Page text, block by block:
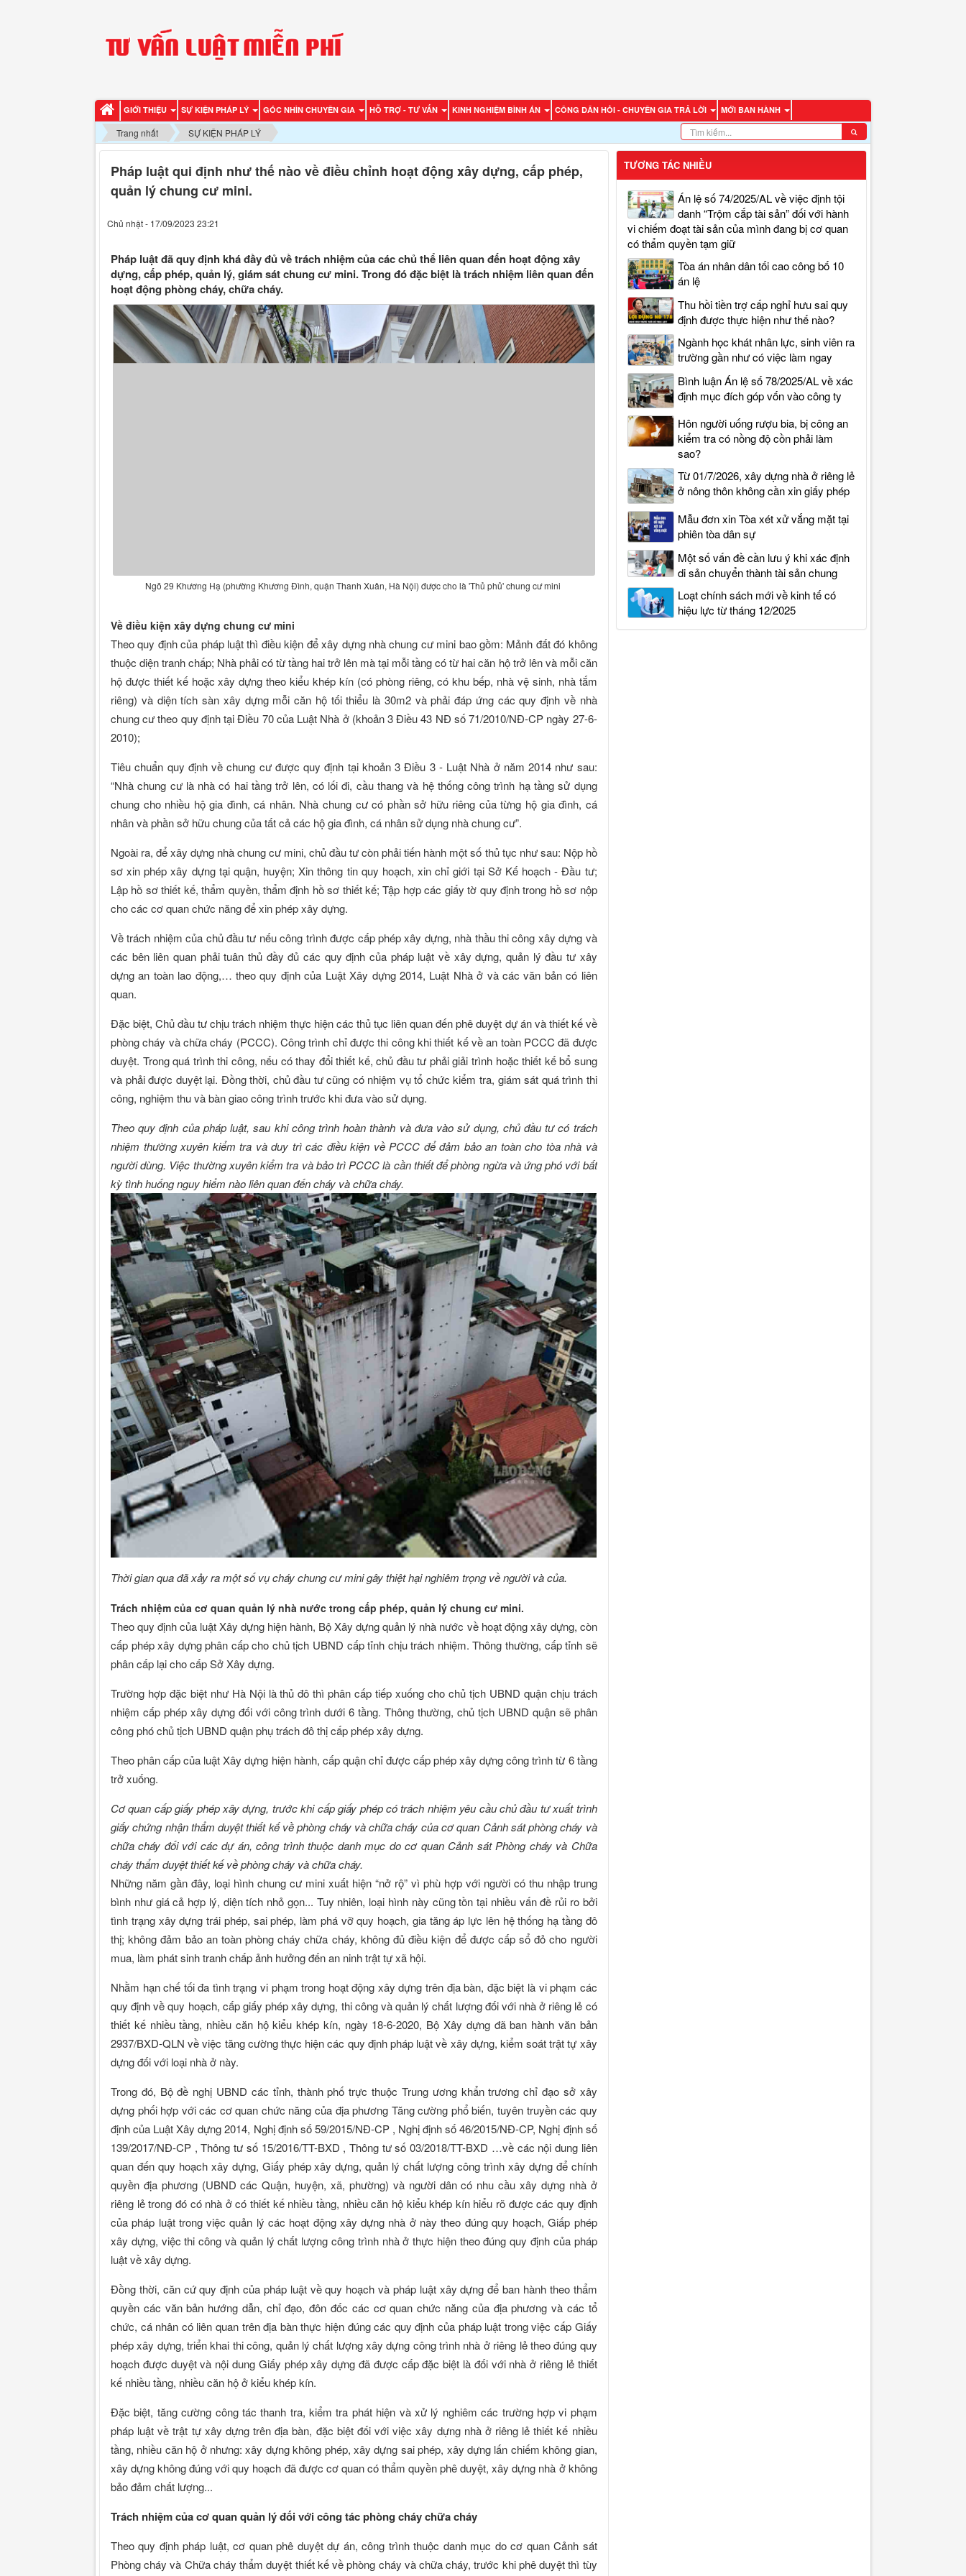
GIỚI THIỆU SỰ KIỆN PHÁP LÝ GÓC NHÌN CHUYÊN GIA HỖ TRỢ - TƯ VẤN KINH NGHIỆM BÌNH ÁN CÔNG DÂN HỎI - CHUYÊN GIA TRẢ LỜI MỚI BAN HÀNH
Trang nhất SỰ KIỆN PHÁP LÝ
Pháp luật qui định như thế nào về điều chỉnh hoạt động xây dựng, cấp phép,
quản lý chung cư mini.
Chủ nhật - 17/09/2023 23:21
Pháp luật đã quy định khá đầy đủ về trách nhiệm của các chủ thể liên quan đến hoạt động xây
dựng, cấp phép, quản lý, giám sát chung cư mini. Trong đó đặc biệt là trách nhiệm liên quan đến
hoạt động phòng cháy, chữa cháy.
Ngõ 29 Khương Hạ (phường Khương Đình, quận Thanh Xuân, Hà Nội) được cho là 'Thủ phủ' chung cư mini
Về điều kiện xây dựng chung cư mini
Theo quy định của pháp luật thì điều kiện để xây dựng nhà chung cư mini bao gồm: Mảnh đất đó không
thuộc diện tranh chấp; Nhà phải có từ tầng hai trở lên mà tại mỗi tầng có từ hai căn hộ trở lên và mỗi căn
hộ được thiết kế hoặc xây dựng theo kiểu khép kín (có phòng riêng, có khu bếp, nhà vệ sinh, nhà tắm
riêng) và diện tích sàn xây dựng mỗi căn hộ tối thiểu là 30m2 và phải đáp ứng các quy định về nhà
chung cư theo quy định tại Điều 70 của Luật Nhà ở (khoản 3 Điều 43 NĐ số 71/2010/NĐ-CP ngày 27-6-
2010);
Tiêu chuẩn quy định về chung cư được quy định tại khoản 3 Điều 3 - Luật Nhà ở năm 2014 như sau:
“Nhà chung cư là nhà có hai tầng trở lên, có lối đi, cầu thang và hệ thống công trình hạ tầng sử dụng
chung cho nhiều hộ gia đình, cá nhân. Nhà chung cư có phần sở hữu riêng của từng hộ gia đình, cá
nhân và phần sở hữu chung của tất cả các hộ gia đình, cá nhân sử dụng nhà chung cư”.
Ngoài ra, để xây dựng nhà chung cư mini, chủ đầu tư còn phải tiến hành một số thủ tục như sau: Nộp hồ
sơ xin phép xây dựng tại quận, huyện; Xin thông tin quy hoạch, xin chỉ giới tại Sở Kế hoạch - Đầu tư;
Lập hồ sơ thiết kế, thẩm quyền, thẩm định hồ sơ thiết kế; Tập hợp các giấy tờ quy định trong hồ sơ nộp
cho các cơ quan chức năng để xin phép xây dựng.
Về trách nhiệm của chủ đầu tư nếu công trình được cấp phép xây dựng, nhà thầu thi công xây dựng và
các bên liên quan phải tuân thủ đầy đủ các quy định của pháp luật về xây dựng, quản lý đầu tư xây
dựng an toàn lao động,… theo quy định của Luật Xây dựng 2014, Luật Nhà ở và các văn bản có liên
quan.
Đặc biệt, Chủ đầu tư chịu trách nhiệm thực hiện các thủ tục liên quan đến phê duyệt dự án và thiết kế về
phòng cháy và chữa cháy (PCCC). Công trình chỉ được thi công khi thiết kế về an toàn PCCC đã được
duyệt. Trong quá trình thi công, nếu có thay đổi thiết kế, chủ đầu tư phải giải trình hoặc thiết kế bổ sung
và phải được duyệt lại. Đồng thời, chủ đầu tư cũng có nhiệm vụ tổ chức kiểm tra, giám sát quá trình thi
công, nghiệm thu và bàn giao công trình trước khi đưa vào sử dụng.
Theo quy định của pháp luật, sau khi công trình hoàn thành và đưa vào sử dụng, chủ đầu tư có trách
nhiệm thường xuyên kiểm tra và duy trì các điều kiện về PCCC để đảm bảo an toàn cho tòa nhà và
người dùng. Việc thường xuyên kiểm tra và bảo trì PCCC là cần thiết để phòng ngừa và ứng phó với bất
kỳ tình huống nguy hiểm nào liên quan đến cháy và chữa cháy.
Thời gian qua đã xảy ra một số vụ cháy chung cư mini gây thiệt hại nghiêm trọng về người và của.
Trách nhiệm của cơ quan quản lý nhà nước trong cấp phép, quản lý chung cư mini.
Theo quy định của luật Xây dựng hiện hành, Bộ Xây dựng quản lý nhà nước về hoạt động xây dựng, còn
cấp phép xây dựng phân cấp cho chủ tịch UBND cấp tỉnh chịu trách nhiệm. Thông thường, cấp tỉnh sẽ
phân cấp lại cho cấp Sở Xây dựng.
Trường hợp đặc biệt như Hà Nội là thủ đô thì phân cấp tiếp xuống cho chủ tịch UBND quận chịu trách
nhiệm cấp phép xây dựng đối với công trình dưới 6 tầng. Thông thường, chủ tịch UBND quận sẽ phân
công phó chủ tịch UBND quận phụ trách đô thị cấp phép xây dựng.
Theo phân cấp của luật Xây dựng hiện hành, cấp quận chỉ được cấp phép xây dựng công trình từ 6 tầng
trở xuống.
Cơ quan cấp giấy phép xây dựng, trước khi cấp giấy phép có trách nhiệm yêu cầu chủ đầu tư xuất trình
giấy chứng nhận thẩm duyệt thiết kế về phòng cháy và chữa cháy của cơ quan Cảnh sát phòng cháy và
chữa cháy đối với các dự án, công trình thuộc danh mục do cơ quan Cảnh sát Phòng cháy và Chữa
cháy thẩm duyệt thiết kế về phòng cháy và chữa cháy.
Những năm gần đây, loại hình chung cư mini xuất hiện “nở rộ” vì phù hợp với người có thu nhập trung
bình như giá cả hợp lý, diện tích nhỏ gọn... Tuy nhiên, loại hình này cũng tồn tại nhiều vấn đề rủi ro bởi
tình trạng xây dựng trái phép, sai phép, làm phá vỡ quy hoạch, gia tăng áp lực lên hệ thống hạ tầng đô
thị; không đảm bảo an toàn phòng cháy chữa cháy, không đủ điều kiện để được cấp sổ đỏ cho người
mua, làm phát sinh tranh chấp ảnh hưởng đến an ninh trật tự xã hội.
Nhằm hạn chế tối đa tình trạng vi phạm trong hoạt động xây dựng trên địa bàn, đặc biệt là vi phạm các
quy định về quy hoạch, cấp giấy phép xây dựng, thi công và quản lý chất lượng đối với nhà ở riêng lẻ có
thiết kế nhiều tầng, nhiều căn hộ kiểu khép kín, ngày 18-6-2020, Bộ Xây dựng đã ban hành văn bản
2937/BXD-QLN về việc tăng cường thực hiện các quy định pháp luật về xây dựng, kiểm soát trật tự xây
dựng đối với loại nhà ở này.
Trong đó, Bộ đề nghị UBND các tỉnh, thành phố trực thuộc Trung ương khẩn trương chỉ đạo sở xây
dựng phối hợp với các cơ quan chức năng của địa phương Tăng cường phổ biến, tuyên truyền các quy
định của Luật Xây dựng 2014, Nghị định số 59/2015/NĐ-CP , Nghị định số 46/2015/NĐ-CP, Nghị định số
139/2017/NĐ-CP , Thông tư số 15/2016/TT-BXD , Thông tư số 03/2018/TT-BXD …về các nội dung liên
quan đến quy hoạch xây dựng, Giấy phép xây dựng, quản lý chất lượng công trình xây dựng để chính
quyền địa phương (UBND các Quận, huyện, xã, phường) và người dân có nhu cầu xây dựng nhà ở
riêng lẻ trong đó có nhà ở có thiết kế nhiều tầng, nhiều căn hộ kiểu khép kín hiểu rõ được các quy định
của pháp luật trong việc quản lý các hoạt động xây dựng nhà ở này theo đúng quy hoạch, Giấp phép
xây dựng, việc thi công và quản lý chất lượng công trình nhà ở thực hiện theo đúng quy định của pháp
luật về xây dựng.
Đồng thời, căn cứ quy định của pháp luật về quy hoạch và pháp luật xây dựng để ban hành theo thẩm
quyền các văn bản hướng dẫn, chỉ đạo, đôn đốc các cơ quan chức năng của địa phương và các tổ
chức, cá nhân có liên quan trên địa bàn thực hiện đúng các quy định của pháp luật trong việc cấp Giấy
phép xây dựng, triển khai thi công, quản lý chất lượng xây dựng công trình nhà ở riêng lẻ theo đúng quy
hoạch được duyệt và nội dung Giấy phép xây dựng đã được cấp đặc biệt là đối với nhà ở riêng lẻ thiết
kế nhiều tầng, nhiều căn hộ ở kiểu khép kín.
Đặc biệt, tăng cường công tác thanh tra, kiểm tra phát hiện và xử lý nghiêm các trường hợp vi phạm
pháp luật về trật tự xây dựng trên địa bàn, đặc biệt đối với việc xây dựng nhà ở riêng lẻ thiết kế nhiều
tầng, nhiều căn hộ ở nhưng: xây dựng không phép, xây dựng sai phép, xây dựng lấn chiếm không gian,
xây dựng không đúng với quy hoạch đã được cơ quan có thẩm quyền phê duyệt, xây dựng nhà ở không
bảo đảm chất lượng...
Trách nhiệm của cơ quan quản lý đối với công tác phòng cháy chữa cháy
Theo quy định pháp luật, cơ quan phê duyệt dự án, công trình thuộc danh mục do cơ quan Cảnh sát
Phòng cháy và Chữa cháy thẩm duyệt thiết kế về phòng cháy và chữa cháy, trước khi phê duyệt thì tùy
TƯƠNG TÁC NHIỀU
Án lệ số 74/2025/AL về việc định tội
danh “Trộm cắp tài sản” đối với hành
vi chiếm đoạt tài sản của mình đang bị cơ quan
có thẩm quyền tạm giữ
Tòa án nhân dân tối cao công bố 10
án lệ
Thu hồi tiền trợ cấp nghỉ hưu sai quy
định được thực hiện như thế nào?
Ngành học khát nhân lực, sinh viên ra
trường gần như có việc làm ngay
Bình luận Án lệ số 78/2025/AL về xác
định mục đích góp vốn vào công ty
Hôn người uống rượu bia, bị công an
kiểm tra có nồng độ cồn phải làm
sao?
Từ 01/7/2026, xây dựng nhà ở riêng lẻ
ở nông thôn không cần xin giấy phép
Mẫu đơn xin Tòa xét xử vắng mặt tại
phiên tòa dân sự
Một số vấn đề cần lưu ý khi xác định
di sản chuyển thành tài sản chung
Loạt chính sách mới về kinh tế có
hiệu lực từ tháng 12/2025